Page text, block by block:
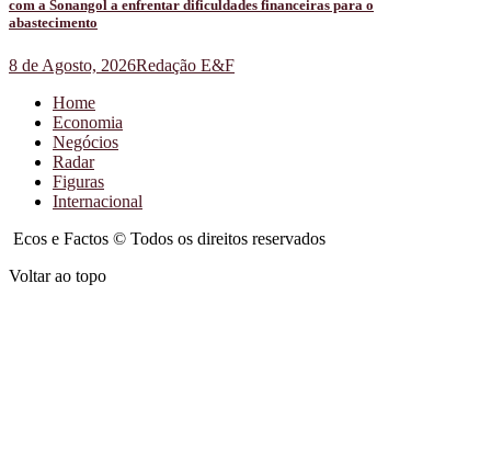
com a Sonangol a enfrentar dificuldades financeiras para o
abastecimento
8 de Agosto, 2026Redação E&F
Home
Economia
Negócios
Radar
Figuras
Internacional
Ecos e Factos © Todos os direitos reservados
Voltar ao topo